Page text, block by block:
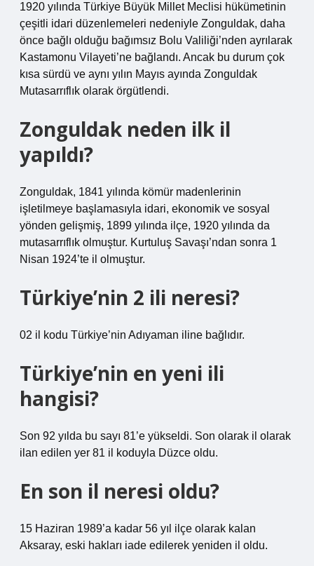
1920 yılında Türkiye Büyük Millet Meclisi hükümetinin
çeşitli idari düzenlemeleri nedeniyle Zonguldak, daha
önce bağlı olduğu bağımsız Bolu Valiliği’nden ayrılarak
Kastamonu Vilayeti’ne bağlandı. Ancak bu durum çok
kısa sürdü ve aynı yılın Mayıs ayında Zonguldak
Mutasarrıflık olarak örgütlendi.
Zonguldak neden ilk il
yapıldı?
Zonguldak, 1841 yılında kömür madenlerinin
işletilmeye başlamasıyla idari, ekonomik ve sosyal
yönden gelişmiş, 1899 yılında ilçe, 1920 yılında da
mutasarrıflık olmuştur. Kurtuluş Savaşı’ndan sonra 1
Nisan 1924’te il olmuştur.
Türkiye’nin 2 ili neresi?
02 il kodu Türkiye’nin Adıyaman iline bağlıdır.
Türkiye’nin en yeni ili
hangisi?
Son 92 yılda bu sayı 81’e yükseldi. Son olarak il olarak
ilan edilen yer 81 il koduyla Düzce oldu.
En son il neresi oldu?
15 Haziran 1989’a kadar 56 yıl ilçe olarak kalan
Aksaray, eski hakları iade edilerek yeniden il oldu.